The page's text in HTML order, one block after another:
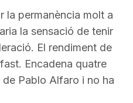
la permanència molt a
la sensació de tenir
El rendiment de
Encadena quatre
de Pablo Alfaro i no ha